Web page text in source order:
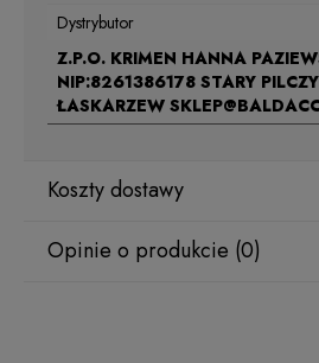
Dystrybutor
Z.P.O. KRIMEN HANNA
NIP:8261386178 STARY
ŁASKARZEW
Koszty dostawy
Opinie o produkcie (0)